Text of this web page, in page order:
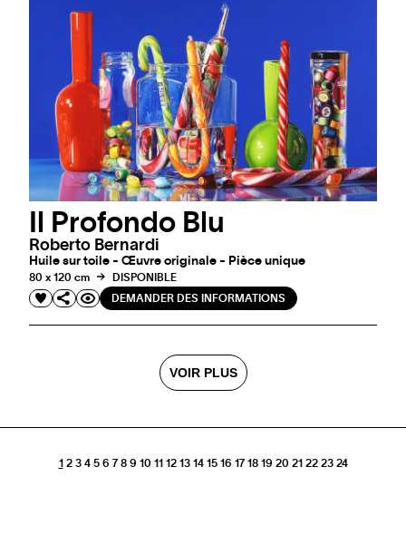
Il Profondo Blu
Roberto Bernardi
Huile sur toile - Œuvre originale - Pièce unique
80 x 120 cm
DISPONIBLE
DEMANDER DES INFORMATIONS
VOIR PLUS
1 2 3 4 5 6 7 8 9 10 11 12 13 14 15 16 17 18 19 20 21 22 23 24